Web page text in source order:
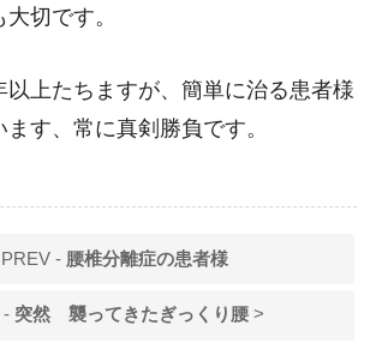
切です。
以上たちますが、簡単に治る患者様
す、常に真剣勝負です。
- 腰椎分離症の患者様
- 突然 襲ってきたぎっくり腰>